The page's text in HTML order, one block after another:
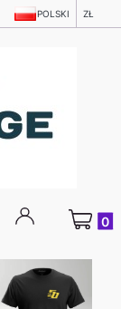
POLSKI ZŁ